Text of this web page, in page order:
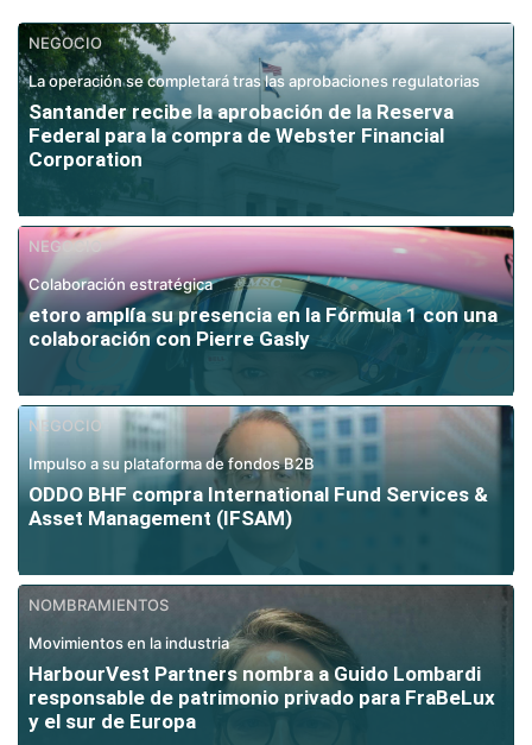
NEGOCIO
La operación se completará tras las aprobaciones regulatorias
Santander recibe la aprobación de la Reserva
Federal para la compra de Webster Financial
Corporation
NEGOCIO
Colaboración estratégica
etoro amplía su presencia en la Fórmula 1 con una
colaboración con Pierre Gasly
NEGOCIO
Impulso a su plataforma de fondos B2B
ODDO BHF compra International Fund Services &
Asset Management (IFSAM)
NOMBRAMIENTOS
Movimientos en la industria
HarbourVest Partners nombra a Guido Lombardi
responsable de patrimonio privado para FraBeLux
y el sur de Europa